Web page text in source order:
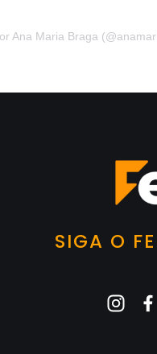
Ana Maria Braga
SIGA O